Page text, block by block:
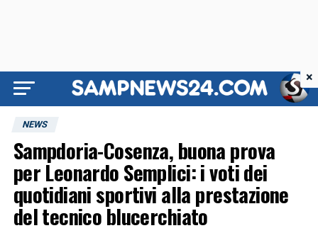
NEWS
Sampdoria-Cosenza, buona prova
per Leonardo Semplici: i voti dei
quotidiani sportivi alla prestazione
del tecnico blucerchiato
×